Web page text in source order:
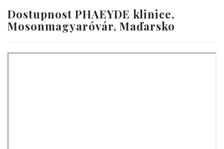
Dostupnost PHAEYDE klinice,
Mosonmagyaróvár, Maďarsko